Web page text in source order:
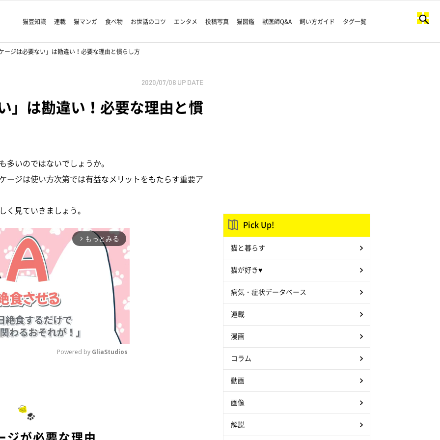
猫豆知識 連載 猫マンガ 食べ物 お世話のコツ エンタメ 投稿写真 猫図鑑 獣医師Q&A 飼い方ガイド タグ一覧
ージは必要ない」は勘違い！必要な理由と慣らし方
2020/07/08 UP DATE
」は勘違い！必要な理由と慣
いのではないでしょうか。
ージは使い方次第では有益なメリットをもたらす重要ア
見ていきましょう。
arrow_forward_ios もっとみる
Powered by GliaStudios
Pick Up!
猫と暮らす
猫が好き♥
病気・症状データベース
連載
漫画
コラム
動画
画像
解説